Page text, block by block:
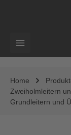
Home
Zweiholmleitern
Grundleitern und